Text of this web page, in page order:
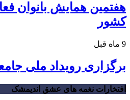
هفتمین همایش بانوان
کشور
9 ماه قبل
برگزاری رویداد ملی
افتخارات نغمه های عشق اندیمشک